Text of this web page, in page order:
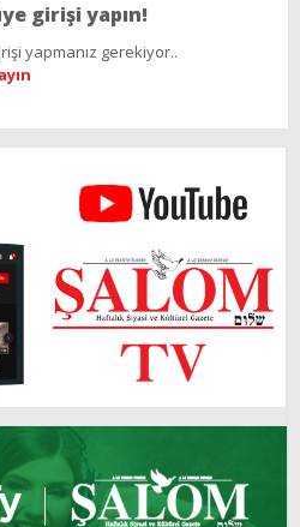
girişi yapın!
yapmanız gerekiyor..